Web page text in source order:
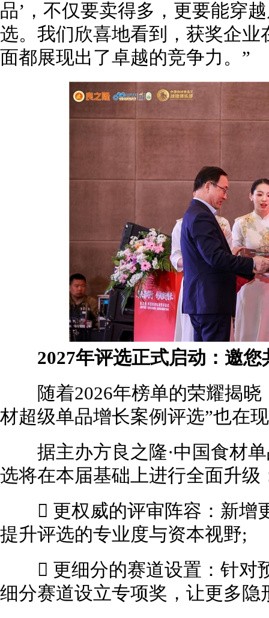
品’，不仅要卖得多，更要能穿
选。我们欣喜地看到，获奖企
面都展现出了卓越的竞争力。”
2027年评选正式启动：邀您
随着2026年榜单的荣耀揭晓
材超级单品增长案例评选”也在
据主办方良之隆·中国食材单
选将在本届基础上进行全面升级
 更权威的评审阵容：新增
提升评选的专业度与资本视野;
 更细分的赛道设置：针对
细分赛道设立专项奖，让更多隐